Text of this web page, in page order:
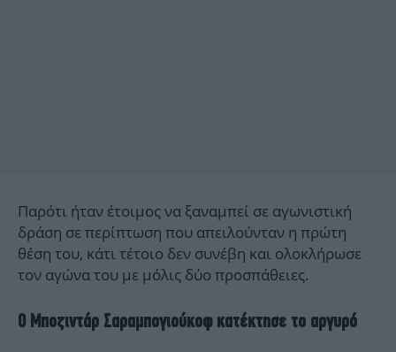
Παρότι ήταν έτοιμος να ξαναμπεί σε αγωνιστική
δράση σε περίπτωση που απειλούνταν η πρώτη
θέση του, κάτι τέτοιο δεν συνέβη και ολοκλήρωσε
τον αγώνα του με μόλις δύο προσπάθειες.
Ο Μποζιντάρ Σαραμπογιούκοφ κατέκτησε το αργυρό